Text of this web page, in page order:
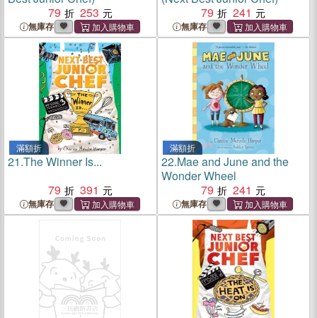
79
253
無庫存
79
241
無庫存
滿額折
21.The Winner Is...
79
391
無庫存
滿額折
22.Mae and June and the
Wonder Wheel
79
241
無庫存